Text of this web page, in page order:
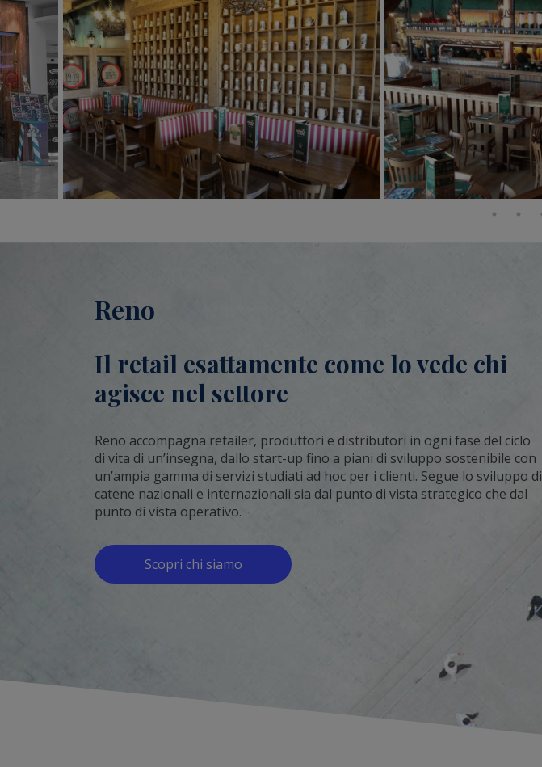
Reno
Il retail esattamente come lo vede chi
agisce nel settore
Reno accompagna retailer, produttori e distributori in ogni fase del ciclo
di vita di un’insegna, dallo start-up fino a piani di sviluppo sostenibile con
un’ampia gamma di servizi studiati ad hoc per i clienti. Segue lo sviluppo di
catene nazionali e internazionali sia dal punto di vista strategico che dal
punto di vista operativo.
Scopri chi siamo